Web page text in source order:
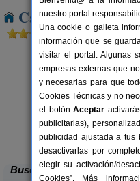
Casas Rurales
Sierra de
Hornachos
Buscar
nuestro portal
Una cookie o galleta
información que se
visitar el portal. Algunas
empresas externas que
y necesarias para que
Cookies Técnicas y no
el botónAceptar
publicitarias),
publicidad ajustada a tus
desactivarlas por
elegir su activación/
Cookies”. Más